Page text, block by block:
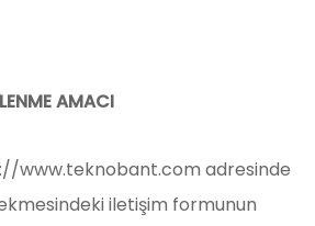
AMACI
www.teknobant.com adresinde
iletişim formunun